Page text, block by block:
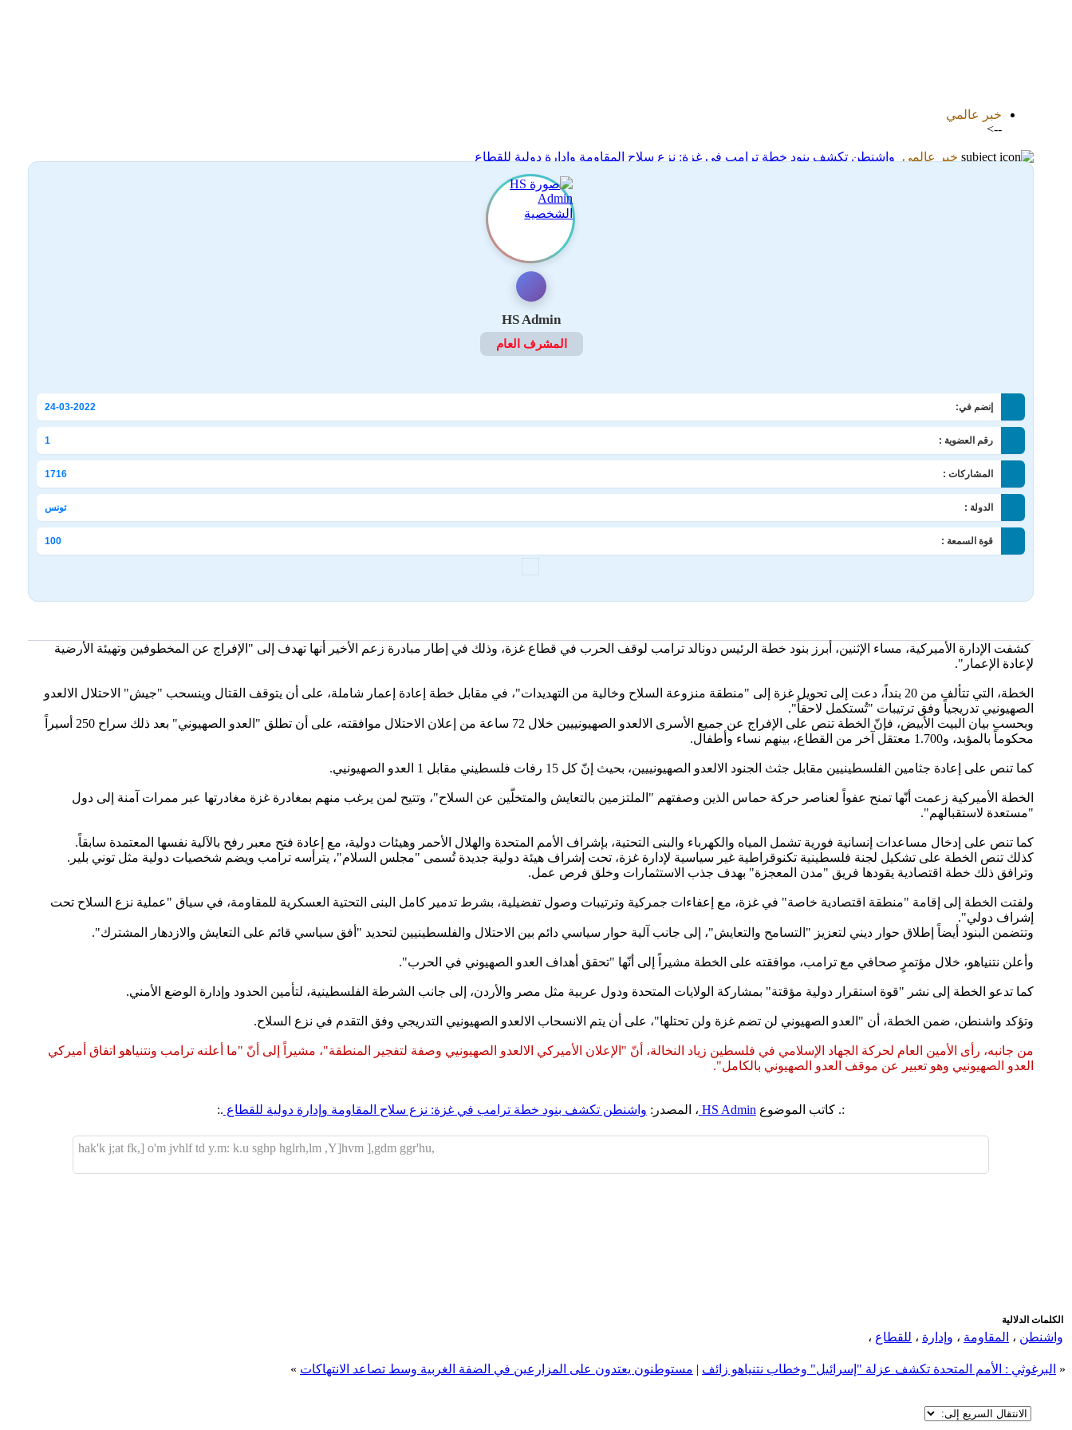
خبر عالمي
-->
خبر عالمي
واشنطن تكشف بنود خطة ترامب في غزة: نزع سلاح المقاومة وإدارة دولية للقطاع
30-09-2025 08:43
HS Admin
المشرف العام
إنضم في: 24-03-2022
رقم العضوية : 1
المشاركات : 1716
الدولة : تونس
قوة السمعة : 100
كشفت الإدارة الأميركية، مساء الإثنين، أبرز بنود خطة الرئيس دونالد ترامب لوقف الحرب في قطاع غزة، وذلك في إطار مبادرة زعم الأخير أنها تهدف إلى "الإفراج عن المخطوفين وتهيئة الأرضية
لإعادة الإعمار".
الخطة، التي تتألف من 20 بنداً، دعت إلى تحويل غزة إلى "منطقة منزوعة السلاح وخالية من التهديدات"، في مقابل خطة إعادة إعمار شاملة، على أن يتوقف القتال وينسحب "جيش" الاحتلال الالعدو
الصهيونيي تدريجياً وفق ترتيبات "تُستكمل لاحقاً".
وبحسب بيان البيت الأبيض، فإنّ الخطة تنص على الإفراج عن جميع الأسرى الالعدو الصهيونييين خلال 72 ساعة من إعلان الاحتلال موافقته، على أن تطلق "العدو الصهيوني" بعد ذلك سراح 250 أسيراً
محكوماً بالمؤبد، و1.700 معتقل آخر من القطاع، بينهم نساء وأطفال.
كما تنص على إعادة جثامين الفلسطينيين مقابل جثث الجنود الالعدو الصهيونييين، بحيث إنّ كل 15 رفات فلسطيني مقابل 1 العدو الصهيونيي.
الخطة الأميركية زعمت أنّها تمنح عفواً لعناصر حركة حماس الذين وصفتهم "الملتزمين بالتعايش والمتخلّين عن السلاح"، وتتيح لمن يرغب منهم بمغادرة غزة مغادرتها عبر ممرات آمنة إلى دول
"مستعدة لاستقبالهم".
كما تنص على إدخال مساعدات إنسانية فورية تشمل المياه والكهرباء والبنى التحتية، بإشراف الأمم المتحدة والهلال الأحمر وهيئات دولية، مع إعادة فتح معبر رفح بالآلية نفسها المعتمدة سابقاً.
كذلك تنص الخطة على تشكيل لجنة فلسطينية تكنوقراطية غير سياسية لإدارة غزة، تحت إشراف هيئة دولية جديدة تُسمى "مجلس السلام"، يترأسه ترامب ويضم شخصيات دولية مثل توني بلير.
وترافق ذلك خطة اقتصادية يقودها فريق "مدن المعجزة" بهدف جذب الاستثمارات وخلق فرص عمل.
ولفتت الخطة إلى إقامة "منطقة اقتصادية خاصة" في غزة، مع إعفاءات جمركية وترتيبات وصول تفضيلية، بشرط تدمير كامل البنى التحتية العسكرية للمقاومة، في سياق "عملية نزع السلاح تحت
إشراف دولي".
وتتضمن البنود أيضاً إطلاق حوار ديني لتعزيز "التسامح والتعايش"، إلى جانب آلية حوار سياسي دائم بين الاحتلال والفلسطينيين لتحديد "أفق سياسي قائم على التعايش والازدهار المشترك".
وأعلن نتنياهو، خلال مؤتمرٍ صحافي مع ترامب، موافقته على الخطة مشيراً إلى أنّها "تحقق أهداف العدو الصهيوني في الحرب".
كما تدعو الخطة إلى نشر "قوة استقرار دولية مؤقتة" بمشاركة الولايات المتحدة ودول عربية مثل مصر والأردن، إلى جانب الشرطة الفلسطينية، لتأمين الحدود وإدارة الوضع الأمني.
وتؤكد واشنطن، ضمن الخطة، أن "العدو الصهيوني لن تضم غزة ولن تحتلها"، على أن يتم الانسحاب الالعدو الصهيونيي التدريجي وفق التقدم في نزع السلاح.
من جانبه، رأى الأمين العام لحركة الجهاد الإسلامي في فلسطين زياد النخالة، أنّ "الإعلان الأميركي الالعدو الصهيونيي وصفة لتفجير المنطقة"، مشيراً إلى أنّ "ما أعلنه ترامب ونتنياهو اتفاق أميركي
العدو الصهيونيي وهو تعبير عن موقف العدو الصهيوني بالكامل".
:. كاتب الموضوع HS Admin ، المصدر: واشنطن تكشف بنود خطة ترامب في غزة: نزع سلاح المقاومة وإدارة دولية للقطاع .:
,hak'k j;at fk,] o'm jvhlf td y.m: k.u sghp hglrh,lm ,Y]hvm ],gdm ggr'hu
الكلمات الدلالية
واشنطن ، المقاومة ، وإدارة ، للقطاع ،
« البرغوثي : الأمم المتحدة تكشف عزلة "إسرائيل" وخطاب نتنياهو زائف | مستوطنون يعتدون على المزارعين في الضفة الغربية وسط تصاعد الانتهاكات »